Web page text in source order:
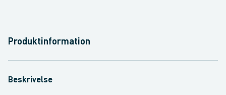
Produktinformation
Beskrivelse